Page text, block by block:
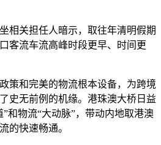
关担任人暗示，取往年清明假期
客流车流高峰时段更早、时间更
和完美的物流根本设备，为跨境
史无前例的机缘。港珠澳大桥日益
和物流“大动脉”，带动内地取港澳
的快速畅通。